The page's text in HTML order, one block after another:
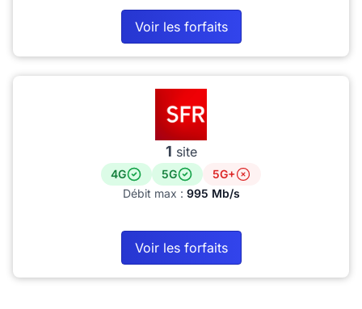
Voir les forfaits
1 site
4G 5G
5G+
Débit max : 995 Mb/s
Voir les forfaits